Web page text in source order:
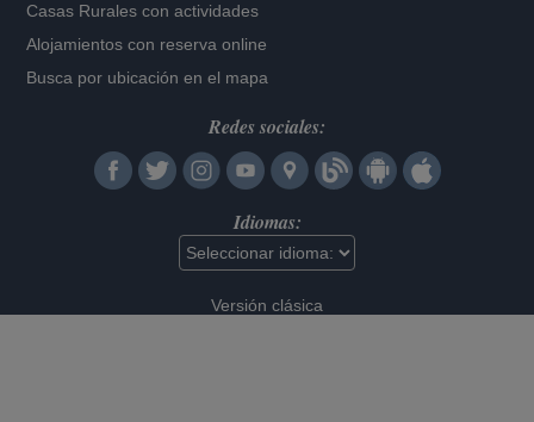
Casas Rurales con actividades
Alojamientos con reserva online
Busca por ubicación en el mapa
Redes sociales:
Idiomas:
Versión clásica